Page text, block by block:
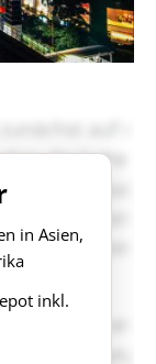
in Asien,
inkl.